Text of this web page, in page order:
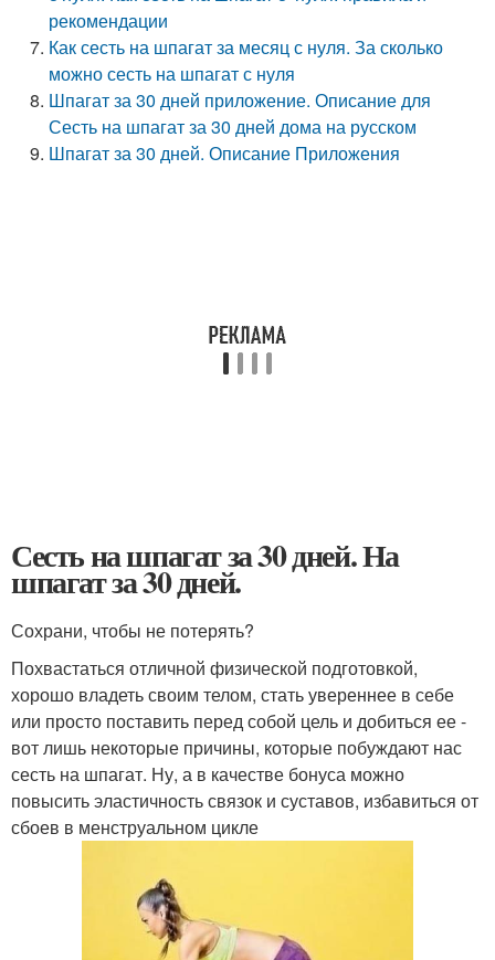
рекомендации
Как сесть на шпагат за месяц с нуля. За сколько
можно сесть на шпагат с нуля
Шпагат за 30 дней приложение. Описание для
Сесть на шпагат за 30 дней дома на русском
Шпагат за 30 дней. Описание Приложения
Сесть на шпагат за 30 дней. На
шпагат за 30 дней.
Сохрани, чтобы не потерять?
Похвастаться отличной физической подготовкой,
хорошо владеть своим телом, стать увереннее в себе
или просто поставить перед собой цель и добиться ее -
вот лишь некоторые причины, которые побуждают нас
сесть на шпагат. Ну, а в качестве бонуса можно
повысить эластичность связок и суставов, избавиться от
сбоев в менструальном цикле